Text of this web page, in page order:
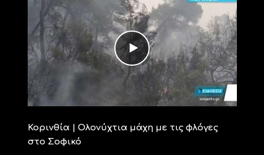
Κορινθία | Ολονύχτια μάχη με τις φλόγες
στο Σοφικό